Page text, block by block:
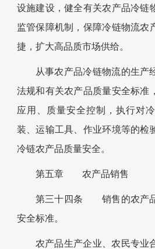
设施建设，健全有关农产品冷链
监管保障机制，保障冷链物流农
捷，扩大高品质市场供给。
从事农产品冷链物流的生产
法规和有关农产品质量安全标准
应用、质量安全控制，执行对
装、运输工具、作业环境等的检
冷链农产品质量安全。
第五章 农产品销售
第三十四条 销售的农产
安全标准。
农产品生产企业、农民专业